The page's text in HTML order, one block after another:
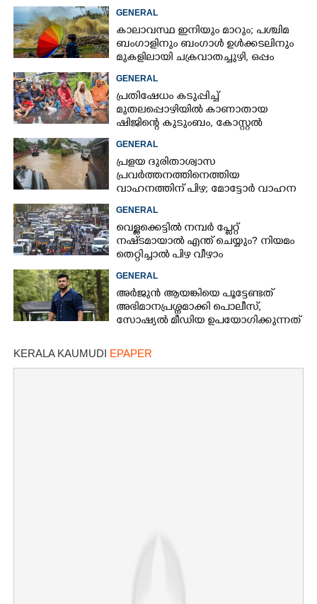
GENERAL
കാലാവസ്ഥ ഇനിയും മാറും; പശ്ചിമ
ബംഗാളിനും ബംഗാൾ ഉൾക്കടലിനും
മുകളിലായി ചക്രവാതച്ചുഴി, ഒപ്പം
GENERAL
പ്രതിഷേധം കടുപ്പിച്ച്
മുതലപ്പൊഴിയിൽ കാണാതായ
ഷിജിന്റെ കുടുംബം, കോസ്റ്റൽ
കുത്തിയിരിക്കുന്നു
GENERAL
പ്രളയ ദുരിതാശ്വാസ
പ്രവർത്തനത്തിനെത്തിയ
വാഹനത്തിന് പിഴ; മോട്ടോർ വാഹന
GENERAL
വെള്ളക്കെട്ടിൽ നമ്പർ പ്ലേറ്റ്
നഷ്‌ടമായാൽ എന്ത് ചെയ്യും? നിയമം
തെറ്റിച്ചാൽ പിഴ വീഴാം
GENERAL
അർജുൻ ആയങ്കിയെ പൂട്ടേണ്ടത്
അഭിമാനപ്രശ്നമാക്കി പൊലീസ്,
സാേഷ്യൽ മീഡിയ ഉപയോഗിക്കുന്നത്
KERALA KAUMUDI EPAPER